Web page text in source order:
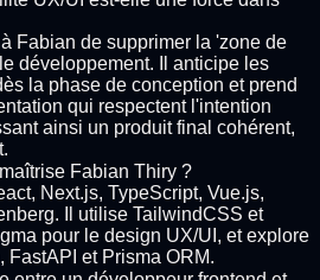
Fabian de supprimer la 'zone de
développement. Il anticipe les
la phase de conception et prend
qui respectent l'intention
ainsi un produit final cohérent,
Fabian Thiry ?
Next.js, TypeScript, Vue.js,
Il utilise TailwindCSS et
pour le design UX/UI, et explore
FastAPI et Prisma ORM.